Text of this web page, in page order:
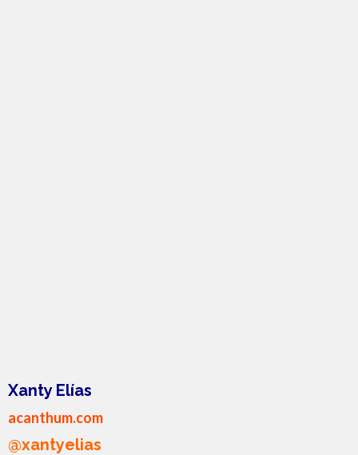
Xanty Elías
acanthum.com
@xantyelias